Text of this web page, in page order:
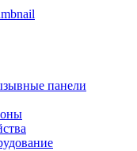
панели